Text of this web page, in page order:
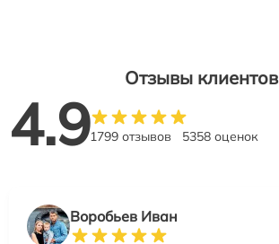
Отзывы клиентов
4.91799 отзывов 5358 оценок
Воробьев Иван